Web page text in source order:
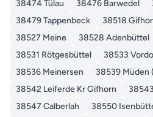
38474 Tülau
38476 Barwedel
38479 Tappenbeck
38518
38527 Meine
38528 Adenbüttel
38531 Rötgesbüttel
38533
38536 Meinersen
38539 Müden
38542 Leiferde Kr Gifhorn
38547 Calberlah
38550